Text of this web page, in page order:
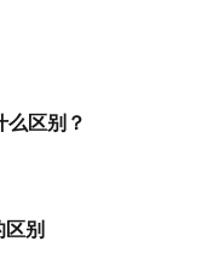
区别？
区别